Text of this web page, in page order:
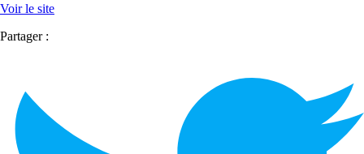
Voir le site
Partager :